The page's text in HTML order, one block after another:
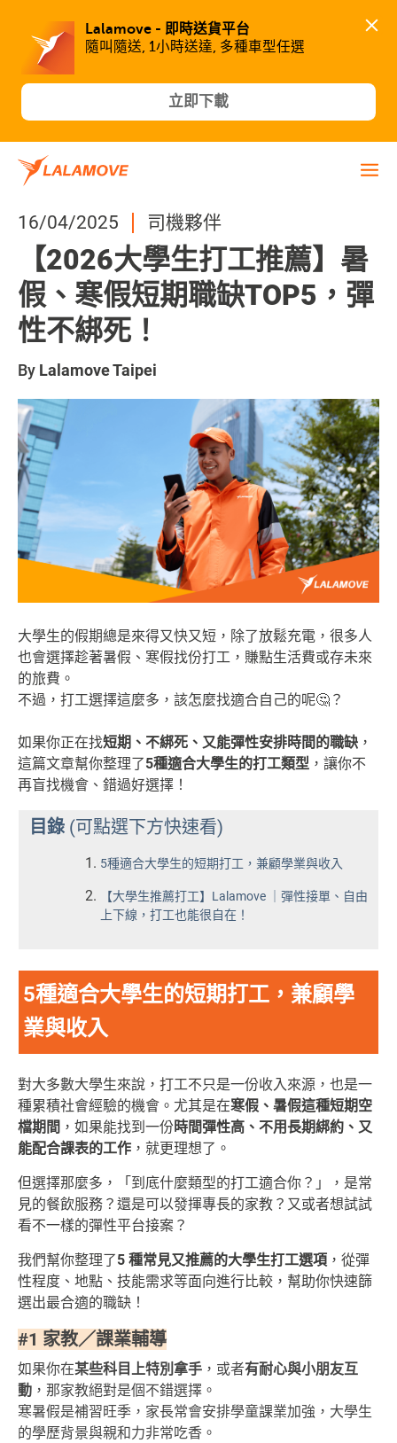
Lalamove - 即時送貨平台
隨叫隨送, 1小時送達, 多種車型任選
立即下載
16/04/2025 司機夥伴
【2026大學生打工推薦】暑
假、寒假短期職缺TOP5，彈
性不綁死！
By Lalamove Taipei
大學生的假期總是來得又快又短，除了放鬆充電，很多人
也會選擇趁著暑假、寒假找份打工，賺點生活費或存未來
的旅費。
不過，打工選擇這麼多，該怎麼找適合自己的呢🤔？
如果你正在找短期、不綁死、又能彈性安排時間的職缺 ，
這篇文章幫你整理了5種適合大學生的打工類型 ，讓你不
再盲找機會、錯過好選擇！
目錄 (可點選下方快速看)
5種適合大學生的短期打工，兼顧學業與收入
【大學生推薦打工】Lalamove ｜彈性接單、自由
上下線，打工也能很自在！
5種適合大學生的短期打工，兼顧學
業與收入
對大多數大學生來說，打工不只是一份收入來源，也是一
種累積社會經驗的機會。尤其是在寒假、暑假這種短期空
檔期間 ，如果能找到一份時間彈性高、不用長期綁約、又
能配合課表的工作 ，就更理想了。
但選擇那麼多，「到底什麼類型的打工適合你？」，是常
見的餐飲服務？還是可以發揮專長的家教？又或者想試試
看不一樣的彈性平台接案？
我們幫你整理了5 種常見又推薦的大學生打工選項 ，從彈
性程度、地點、技能需求等面向進行比較，幫助你快速篩
選出最合適的職缺！
#1 家教／課業輔導
如果你在某些科目上特別拿手 ，或者有耐心與小朋友互
動 ，那家教絕對是個不錯選擇。
寒暑假是補習旺季，家長常會安排學童課業加強，大學生
的學歷背景與親和力非常吃香。